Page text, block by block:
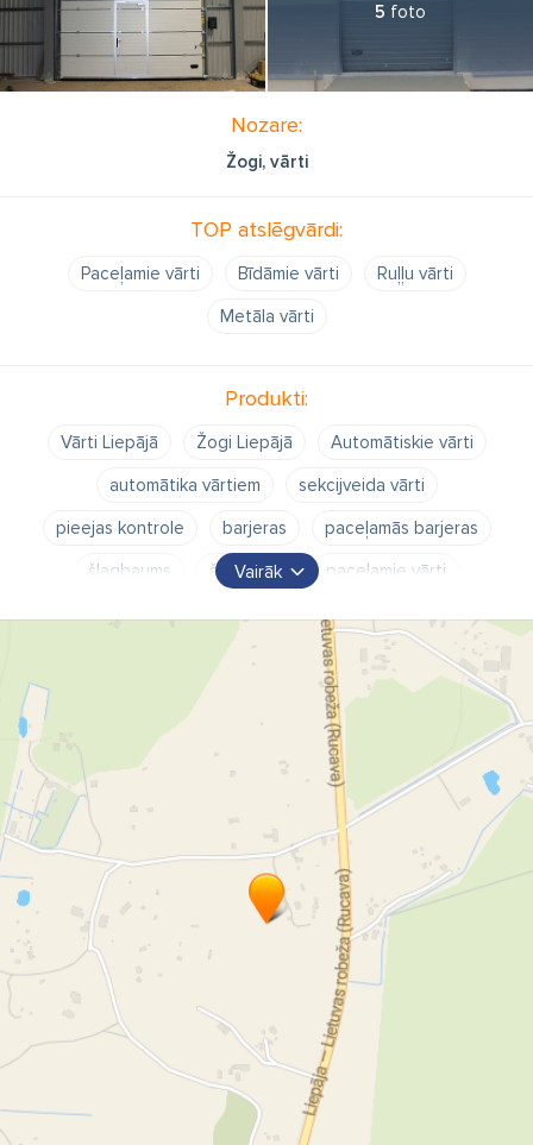
5 foto
Nozare:
Žogi, vārti
TOP atslēgvārdi:
Paceļamie vārti Bīdāmie vārti
Ruļļu vārti
Metāla vārti
Produkti:
Vārti Liepājā Žogi Liepājā
Automātiskie vārti
automātika vārtiem
sekcijveida vārti
pieejas kontrole
barjeras
paceļamās barjeras
šlagbaums
šlagbaumi
paceļamie vārti
vārtu remonts
žogu remonts
žogu apkope
žogu remonts
automātiku labošana
vārtu pultis
BFT pults
Marantec
Beninca
LIFTMASTER
aizsargžalūzijas
žalūzija
aizsargžalūziju motori
durvju uzstādīšana
žalūziju uzstādīšana
garāžu durvis
garāžas durvis
garāža
vārtu serviss
bīdāmie sētas vārti
sekcijveida vārti
bīdāmie - konsolveida vārti
paceļamie vārti
divviru vārti
iebraucamie vārti
Vairāk